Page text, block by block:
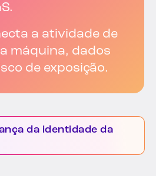
a atividade de
máquina, dados
de exposição.
da identidade da